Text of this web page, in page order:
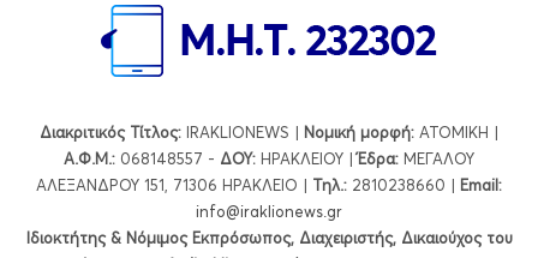
Διακριτικός Τίτλος: IRAKLIONEWS | Νομική μορφή: ΑΤΟΜΙΚΗ |
Α.Φ.Μ.: 068148557 - ΔΟΥ: ΗΡΑΚΛΕΙΟΥ |Έδρα: ΜΕΓΑΛΟΥ
ΑΛΕΞΑΝΔΡΟΥ 151, 71306 ΗΡΑΚΛΕΙΟ | Τηλ.: 2810238660 | Εmail:
info@iraklionews.gr
Ιδιοκτήτης & Νόμιμος Εκπρόσωπος, Διαχειριστής, Δικαιούχος του